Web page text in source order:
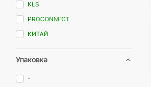
KLS
PROCONNECT
КИТАЙ
Упаковка
-